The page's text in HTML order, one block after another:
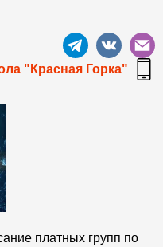
"Красная Горка"
платных групп по